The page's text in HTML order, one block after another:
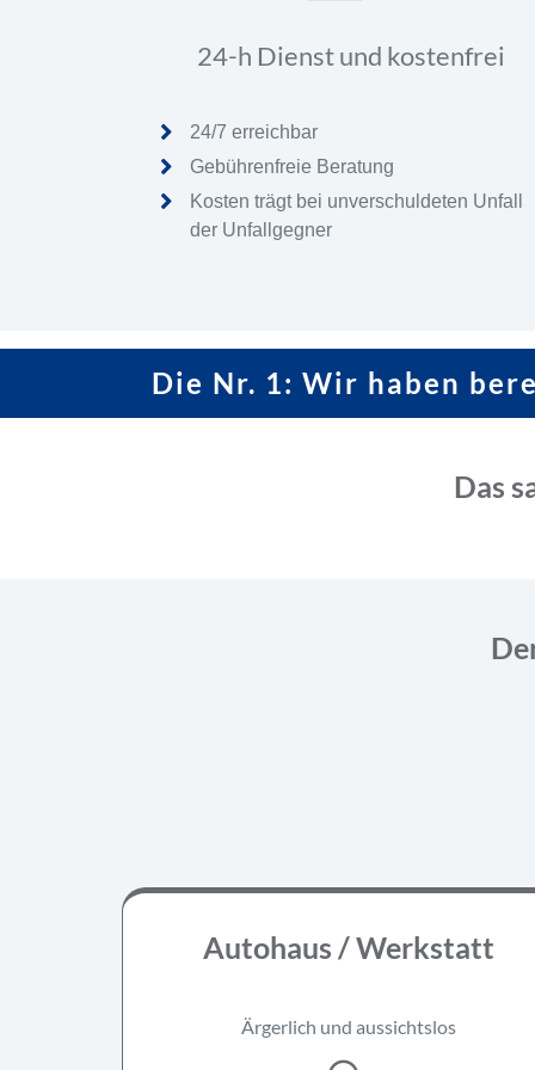
24-h Dienst und kostenfrei
24/7 erreichbar
Gebührenfreie Beratung
Kosten trägt bei unverschuldeten Unfall
der Unfallgegner
Die Nr. 1: Wir haben
Das
Autohaus / Werkstatt
Ärgerlich und aussichtslos